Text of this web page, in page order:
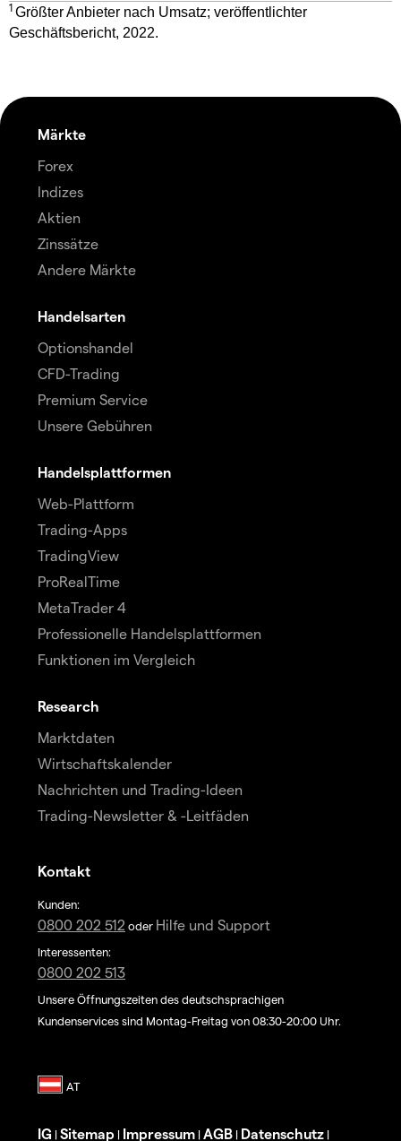
1 Größter Anbieter nach Umsatz; veröffentlichter
Geschäftsbericht, 2022.
Märkte
Forex
Indizes
Aktien
Zinssätze
Andere Märkte
Handelsarten
Optionshandel
CFD-Trading
Premium Service
Unsere Gebühren
Handelsplattformen
Web-Plattform
Trading-Apps
TradingView
ProRealTime
MetaTrader 4
Professionelle Handelsplattformen
Funktionen im Vergleich
Research
Marktdaten
Wirtschaftskalender
Nachrichten und Trading-Ideen
Trading-Newsletter & -Leitfäden
Kontakt
Kunden:
0800 202 512 oder Hilfe und Support
Interessenten:
0800 202 513
Unsere Öffnungszeiten des deutschsprachigen
Kundenservices sind Montag-Freitag von 08:30-20:00 Uhr.
IG | Sitemap | Impressum | AGB | Datenschutz |